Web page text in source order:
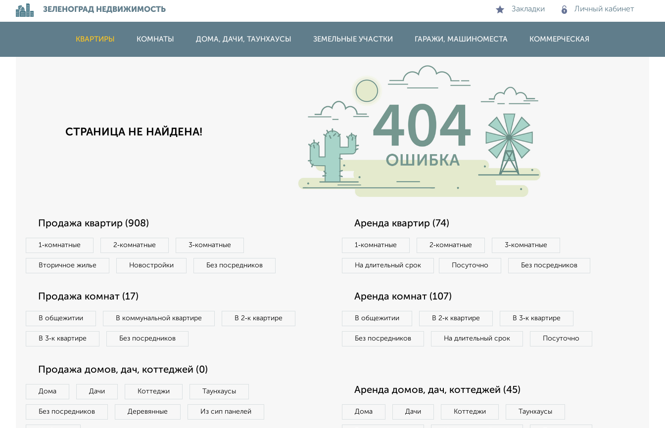
ЗЕЛЕНОГРАД НЕДВИЖИМОСТЬ Закладки Личный кабинет
КВАРТИРЫ КОМНАТЫ ДОМА, ДАЧИ, ТАУНХАУСЫ ЗЕМЕЛЬНЫЕ УЧАСТКИ ГАРАЖИ, МАШИНОМЕСТА КОММЕРЧЕСКАЯ
СТРАНИЦА НЕ НАЙДЕНА!
Продажа квартир (908)
1‑комнатные 2‑комнатные 3‑комнатные
Вторичное жилье Новостройки Без посредников
Аренда квартир (74)
1‑комнатные 2‑комнатные 3‑комнатные
На длительный срок Посуточно Без посредников
Продажа комнат (17)
В общежитии В коммунальной квартире В 2‑к квартире
В 3‑к квартире Без посредников
Аренда комнат (107)
В общежитии В 2‑к квартире В 3‑к квартире
Без посредников На длительный срок Посуточно
Продажа домов, дач, коттеджей (0)
Дома Дачи Коттеджи Таунхаусы
Без посредников Деревянные Из сип панелей
Аренда домов, дач, коттеджей (45)
Дома Дачи Коттеджи Таунхаусы